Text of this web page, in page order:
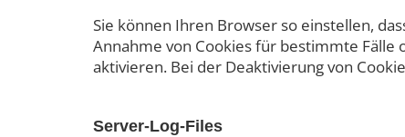
Sie können Ihren Browser so einstellen,
Annahme von Cookies für bestimmte Fälle
aktivieren. Bei der Deaktivierung von
Server-Log-Files